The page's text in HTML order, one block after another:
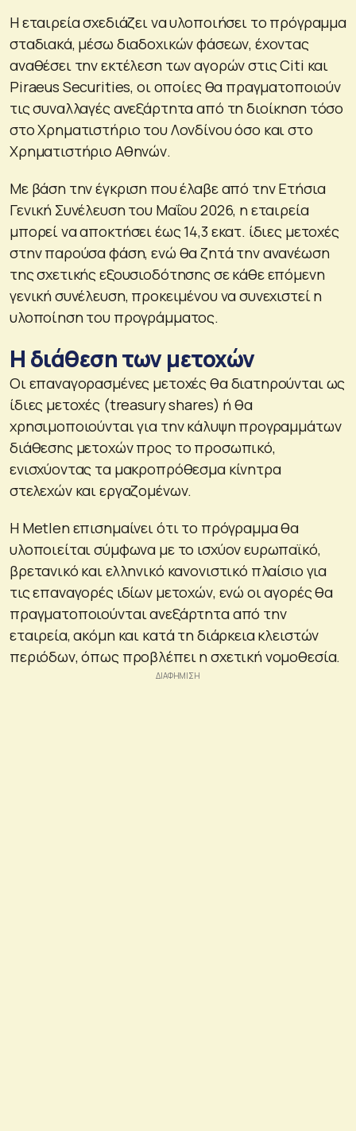
Η εταιρεία σχεδιάζει να υλοποιήσει το πρόγραμμα
σταδιακά, μέσω διαδοχικών φάσεων, έχοντας
αναθέσει την εκτέλεση των αγορών στις Citi και
Piraeus Securities, οι οποίες θα πραγματοποιούν
τις συναλλαγές ανεξάρτητα από τη διοίκηση τόσο
στο Χρηματιστήριο του Λονδίνου όσο και στο
Χρηματιστήριο Αθηνών.
Με βάση την έγκριση που έλαβε από την Ετήσια
Γενική Συνέλευση του Μαΐου 2026, η εταιρεία
μπορεί να αποκτήσει έως 14,3 εκατ. ίδιες μετοχές
στην παρούσα φάση, ενώ θα ζητά την ανανέωση
της σχετικής εξουσιοδότησης σε κάθε επόμενη
γενική συνέλευση, προκειμένου να συνεχιστεί η
υλοποίηση του προγράμματος.
Η διάθεση των μετοχών
Οι επαναγορασμένες μετοχές θα διατηρούνται ως
ίδιες μετοχές (treasury shares) ή θα
χρησιμοποιούνται για την κάλυψη προγραμμάτων
διάθεσης μετοχών προς το προσωπικό,
ενισχύοντας τα μακροπρόθεσμα κίνητρα
στελεχών και εργαζομένων.
Η Metlen επισημαίνει ότι το πρόγραμμα θα
υλοποιείται σύμφωνα με το ισχύον ευρωπαϊκό,
βρετανικό και ελληνικό κανονιστικό πλαίσιο για
τις επαναγορές ιδίων μετοχών, ενώ οι αγορές θα
πραγματοποιούνται ανεξάρτητα από την
εταιρεία, ακόμη και κατά τη διάρκεια κλειστών
περιόδων, όπως προβλέπει η σχετική νομοθεσία.